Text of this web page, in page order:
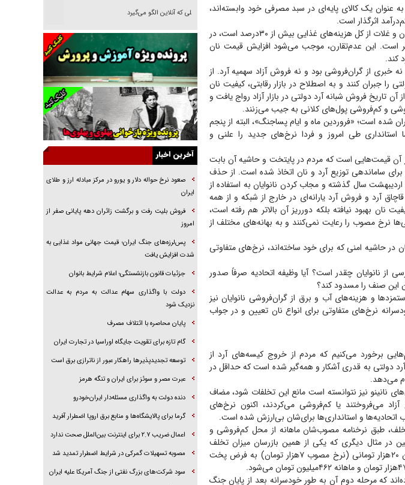
یک کالای پایه‌ای در سبد مصرفی خود وابسته‌اند،
اثرگذار است.
مطابق داده‌های آماری، در دهک‌های پایین درآمدی، سهم نان و غلات از کل هزینه‌های غذایی بیش از ۳۰‌درصد است، در
است. این عدم‌تقارن، موجب می‌شود افزایش قیمت نان
کند.
نه خبری از گران‌فروشی بود و نه فروش آزاد سهمیه آرد. از
را جبران کنند و به اصطلاح در بازار رقابتی، کیفیت نان
تاریخ فروش شبانه آرد دولتی در بازار آزاد رواج یافت و
و کم‌فروشی پول‌های کلانی به جیب می‌زنند.
شده است؛ «فروردین ماه و ایام پساجنگ»، البته از پنجم
استانداری طی امروز و فردا نرخ‌های جدید را علنی و
آن قیمت‌هایی است که مردم در پایتخت و حاشیه آن بابت
ساماندهی توزیع آرد و نان اتخاذ شده است. از حذف
نان در اردیبهشت سال گذشته و مجاب کردن نانوایان به استفاده از
آرد و فروش آرد یارانه‌ای در خارج از شبکه و از همه
نان بهبود نیافته بلکه دورریز آن بالاتر هم رفته است،
نشان می‌دهد ۸۰‌درصد نانوایی‌ها نرخ مصوب را رعایت نمی‌کنند و به بهانه‌های مختلف از
در حاشیه امنی که برای خود ساخته‌اند، نرخ‌های متفاوتی
از نانوایان چقدر است؟ آیا وظیفه اتحادیه صرفاً صدور
این صنف را مسدود کند؟
و هزینه‌های آب و برق از گران‌فروشی نانوایان نیز
نرخ‌های متفاوتی برای انواع نان تعیین و در جواب
برخورد می‌کنیم که مردم از خروج کیسه‌های آرد از
دولتی به قدری آشکار و همه‌گیر شده است که حداقل در
می‌دهد.
نانینو نیز نتوانسته است مانع این تخلفات شود، مضاف
آزاد می‌فروختند یا کم‌فروشی می‌کردند، اکنون نرخ‌های
اتحادیه‌ها و استانداری‌ها برای‌شان بی‌ارزش شده است.
طبق نرخنامه مصوب‌شان ماهانه از محل کم‌فروشی و
همچنین در مثال دیگری که یکی از همین بازرسان میزان تخلف
نانوایی سنگکی را محاسبه کرد، سود این نانوا با فروش نان ۲۰‌هزار تومانی (نرخ مصوب ۷‌هزار تومان) به فرض پخت
که مرحله دوم آن به طور خودسرانه بعد از پایان جنگ
نسلی که آنلاین الگو می‌گیرد
گفت‌وگو با آیت‌الله جاودان/ جفای مخالفان مکانت
معنوی رهبر شهید را ارتقا می‌داد
راننده مست به قانون می‌خندد
همه آقای دوربینی شده‌ایم!
قصه ناتمام سرویس مدارس
آیا مقاومت فلسطین خلع‌سلاح می‌شود؟
الگوی وحدت‌آفرین در ادراک سیاست خارجی
گفتگوی دکتر اخوان مدیرمسئول روزنامه جوان با
امام حسین (ع) کشته سیرت‌های عصر جاهلی شد
فریاد‌ها و ناله‌های دوستان مبارزدلم را آتش می‌زد
آخرین اخبار
صعود نرخ حواله دلار و یورو در مرکز مبادله ارز و طلای
ایران
فروش بلیت رفت و برگشت زائران دهه پایانی صفر از
امروز
پس‌لرزه‌های جنگ ایران؛ قیمت جهانی مواد غذایی به
شدت افزایش یافت
جزئیات قانون بازنشستگی؛ اعلام شرایط بانوان
دولت با واگذاری سهام عدالت به مردم به عدالت
نزدیک شود
پایان محاصره با ائتلاف مصرف
گام تازه برای تقویت جایگاه اوراسیا در تجارت ایران
توسعه تجدیدپذیر‌ها راهکار عبور از ناترازی برق است
عبرت مصر و سوئز برای ایران و تنگه هرمز
دنده دولت به واگذاری مسئله‌دار ایران‌خودرو
گرما برای پالایشگاه‌ها و منابع برق اروپا اضطرار آفرید
اعمال ضریب ۲.۷ برای اینترنت بین‌الملل صحت ندارد
مصوبه تسهیلات گمرکی در شرایط اضطرار تمدید شد
سود شرکت‌های بزرگ نفتی از جنگ آمریکا علیه ایران